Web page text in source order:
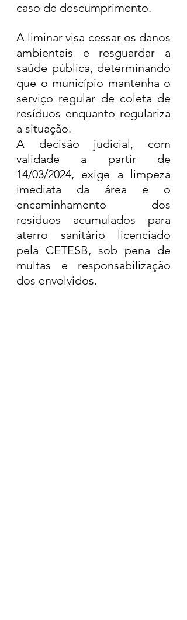
caso de descumprimento.
A liminar visa cessar os danos
ambientais e resguardar a
saúde pública, determinando
que o município mantenha o
serviço regular de coleta de
resíduos enquanto regulariza
a situação.
A decisão judicial, com
validade a partir de
14/03/2024, exige a limpeza
imediata da área e o
encaminhamento dos
resíduos acumulados para
aterro sanitário licenciado
pela CETESB, sob pena de
multas e responsabilização
dos envolvidos.